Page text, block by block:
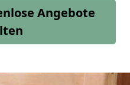
Angebote